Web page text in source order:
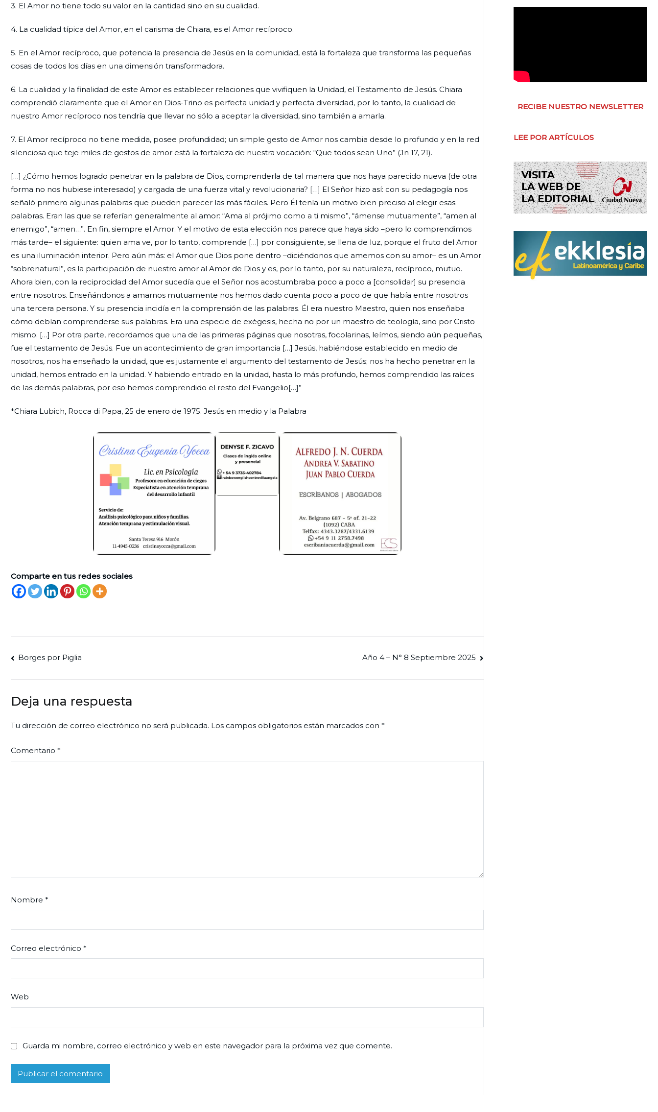
3. El Amor no tiene todo su valor en la cantidad sino en su cualidad.
4. La cualidad típica del Amor, en el carisma de Chiara, es el Amor recíproco.
5. En el Amor recíproco, que potencia la presencia de Jesús en la comunidad, está la fortaleza que transforma las pequeñas
cosas de todos los días en una dimensión transformadora.
6. La cualidad y la finalidad de este Amor es establecer relaciones que vivifiquen la Unidad, el Testamento de Jesús. Chiara
comprendió claramente que el Amor en Dios-Trino es perfecta unidad y perfecta diversidad, por lo tanto, la cualidad de
nuestro Amor recíproco nos tendría que llevar no sólo a aceptar la diversidad, sino también a amarla.
7. El Amor recíproco no tiene medida, posee profundidad; un simple gesto de Amor nos cambia desde lo profundo y en la red
silenciosa que teje miles de gestos de amor está la fortaleza de nuestra vocación: “Que todos sean Uno” (Jn 17, 21).
[…] ¿Cómo hemos logrado penetrar en la palabra de Dios, comprenderla de tal manera que nos haya parecido nueva (de otra
forma no nos hubiese interesado) y cargada de una fuerza vital y revolucionaria? […] El Señor hizo así: con su pedagogía nos
señaló primero algunas palabras que pueden parecer las más fáciles. Pero Él tenía un motivo bien preciso al elegir esas
palabras. Eran las que se referían generalmente al amor: “Ama al prójimo como a ti mismo”, “ámense mutuamente”, “amen al
enemigo”, “amen…”. En fin, siempre el Amor. Y el motivo de esta elección nos parece que haya sido –pero lo comprendimos
más tarde– el siguiente: quien ama ve, por lo tanto, comprende […] por consiguiente, se llena de luz, porque el fruto del Amor
es una iluminación interior. Pero aún más: el Amor que Dios pone dentro –diciéndonos que amemos con su amor– es un Amor
“sobrenatural”, es la participación de nuestro amor al Amor de Dios y es, por lo tanto, por su naturaleza, recíproco, mutuo.
Ahora bien, con la reciprocidad del Amor sucedía que el Señor nos acostumbraba poco a poco a [consolidar] su presencia
entre nosotros. Enseñándonos a amarnos mutuamente nos hemos dado cuenta poco a poco de que había entre nosotros
una tercera persona. Y su presencia incidía en la comprensión de las palabras. Él era nuestro Maestro, quien nos enseñaba
cómo debían comprenderse sus palabras. Era una especie de exégesis, hecha no por un maestro de teología, sino por Cristo
mismo. […] Por otra parte, recordamos que una de las primeras páginas que nosotras, focolarinas, leímos, siendo aún pequeñas,
fue el testamento de Jesús. Fue un acontecimiento de gran importancia […] Jesús, habiéndose establecido en medio de
nosotros, nos ha enseñado la unidad, que es justamente el argumento del testamento de Jesús; nos ha hecho penetrar en la
unidad, hemos entrado en la unidad. Y habiendo entrado en la unidad, hasta lo más profundo, hemos comprendido las raíces
de las demás palabras, por eso hemos comprendido el resto del Evangelio[…]”
*Chiara Lubich, Rocca di Papa, 25 de enero de 1975. Jesús en medio y la Palabra
Comparte en tus redes sociales
Navegación
de
entradas
Borges por Piglia Año 4 – N° 8 Septiembre 2025
Deja una respuesta
Tu dirección de correo electrónico no será publicada. Los campos obligatorios están marcados con *
Comentario *
Nombre *
Correo electrónico *
Web
Guarda mi nombre, correo electrónico y web en este navegador para la próxima vez que comente.
RECIBE NUESTRO NEWSLETTER
LEE POR ARTÍCULOS